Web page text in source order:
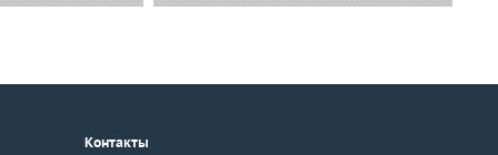
Контакты